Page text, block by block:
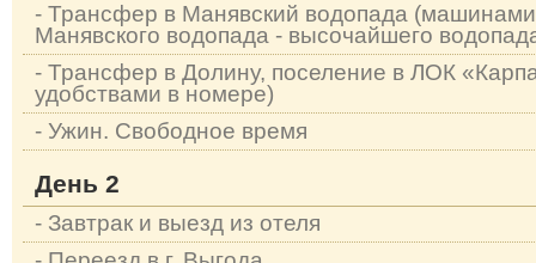
- Трансфер в Манявский водопада
Манявского водопада - высочайшего
- Трансфер в Долину, поселение в ЛОК
удобствами в номере)
- Ужин. Свободное время
День 2
- Завтрак и выезд из отеля